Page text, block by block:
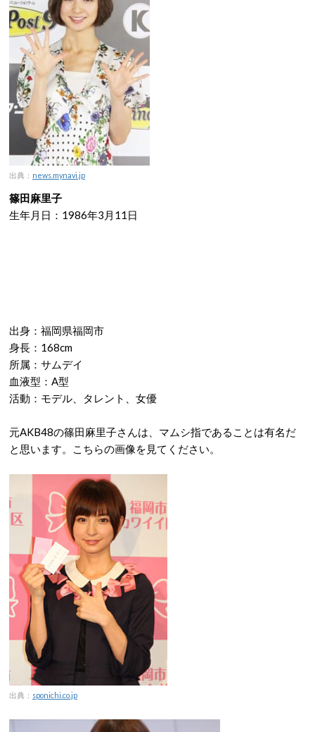
出典： news.mynavi.jp
篠田麻里子
生年月日：1986年3月11日
出身：福岡県福岡市
身長：168cm
所属：サムデイ
血液型：A型
活動：モデル、タレント、女優
元AKB48の篠田麻里子さんは、マムシ指であることは有名だ
と思います。こちらの画像を見てください。
出典： sponichi.co.jp